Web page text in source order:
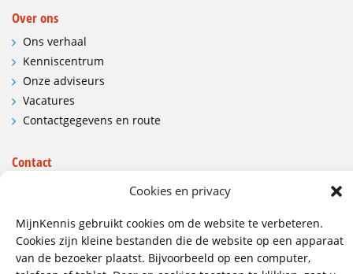
Cookies en privacy
MijnKennis gebruikt cookies om de website te verbeteren.
Cookies zijn kleine bestanden die de website op een apparaat
van de bezoeker plaatst. Bijvoorbeeld op een computer,
Over ons
Ons verhaal
Kenniscentrum
Onze adviseurs
Vacatures
Contactgegevens en route
Contact
Wij hebben vestigingen in:
085 - 485 4111
info@mijnkennis.nl